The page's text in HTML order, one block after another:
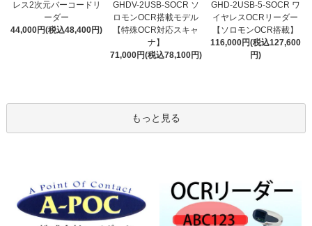
レス2次元バーコードリ
ーダー
44,000円(税込48,400円)
GHDV-2USB-SOCR ソ
ロモンOCR搭載モデル
【特殊OCR対応スキャ
ナ】
71,000円(税込78,100円)
GHD-2USB-5-SOCR ワ
イヤレスOCRリーダー
【ソロモンOCR搭載】
116,000円(税込127,600
円)
もっと見る